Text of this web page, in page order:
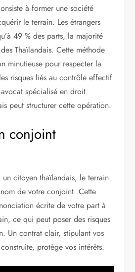
à former une société
le terrain. Les étrangers
49 % des parts, la majorité
Thaïlandais. Cette méthode
minutieuse pour respecter la
risques liés au contrôle effectif
spécialisé en droit
peut structurer cette opération.
conjoint
un citoyen thaïlandais, le terrain
de votre conjoint. Cette
écrite de votre part à
ce qui peut poser des risques
Un contrat clair, stipulant vos
protège vos intérêts.